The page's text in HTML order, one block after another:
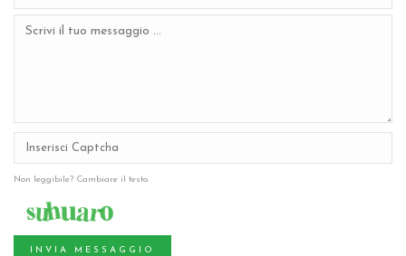
Non leggibile? Cambiare il testo.
INVIA MESSAGGIO